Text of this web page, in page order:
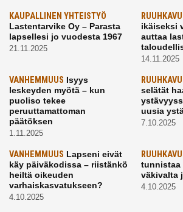
KAUPALLINEN YHTEISTYÖ
Lastentarvike Oy – Parasta
lapsellesi jo vuodesta 1967
21.11.2025
ikäiseksi
auttaa
14.11.2025
VANHEMMUUS Isyys
leskeyden myötä – kun
puoliso tekee
peruuttamattoman
päätöksen
1.11.2025
selätät
uusia
7.10.2025
VANHEMMUUS Lapseni eivät
käy päiväkodissa – riistänkö
heiltä oikeuden
varhaiskasvatukseen?
4.10.2025
tunnistaa
väkivalta
4.10.2025